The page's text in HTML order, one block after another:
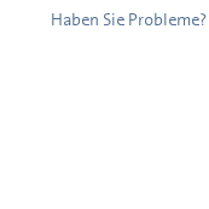
Haben Sie Probleme?